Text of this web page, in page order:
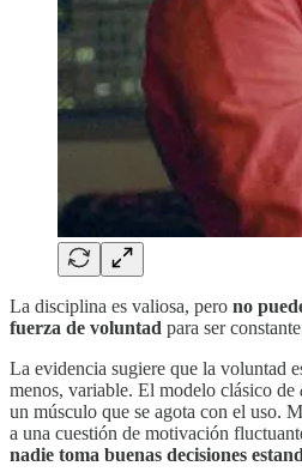
La disciplina es valiosa, pero no
fuerza de voluntad para ser
La evidencia sugiere que la voluntad
menos, variable. El modelo clásico de
un músculo que se agota con el uso.
a una cuestión de motivación
nadie toma buenas decisiones